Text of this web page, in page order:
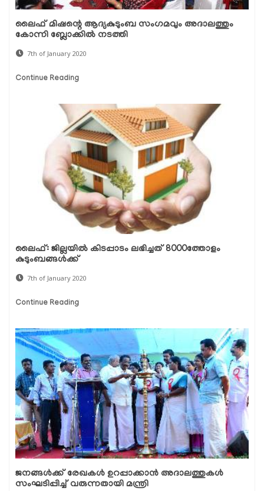
ലൈഫ് മിഷന്റെ ആദ്യകുടുംബ സംഗമവും അദാലത്തും
കോന്നി ബ്ലോക്കില്‍ നടത്തി
7th of January 2020
Continue Reading
ലൈഫ്: ജില്ലയില്‍ കിടപ്പാടം ലഭിച്ചത് 8000ത്തോളം
കുടുംബങ്ങള്‍ക്ക്
7th of January 2020
Continue Reading
ജനങ്ങള്‍ക്ക് രേഖകള്‍ ഉറപ്പാക്കാന്‍ അദാലത്തുകള്‍
സംഘടിപ്പിച്ച് വരുന്നതായി മന്ത്രി